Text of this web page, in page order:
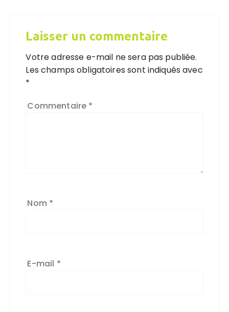
Laisser un commentaire
Votre adresse e-mail ne sera pas publiée.
Les champs obligatoires sont indiqués avec
*
Commentaire *
Nom *
E-mail *